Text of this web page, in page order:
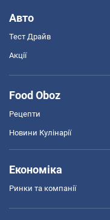
Авто
Тест Драйв
Акції
Food Oboz
Рецепти
Новини Кулінарії
Економіка
Ринки та компанії